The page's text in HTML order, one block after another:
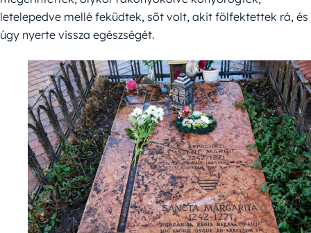
letelepedve mellé feküdtek, sőt volt, akit fölfektettek rá, és
úgy nyerte vissza egészségét.